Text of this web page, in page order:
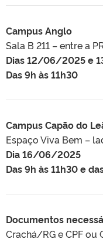
Campus Anglo
Sala B 211 – entre a
Dias 12/06/2025 e
Das 9h às 11h30
Campus Capão do
Espaço Viva Bem –
Dia 16/06/2025
Das 9h às 11h30 e
Documentos
Crachá/RG e CPF ou